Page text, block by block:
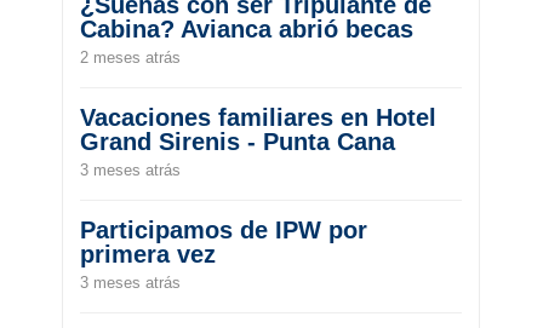
Cabina? Avianca abrió becas
2 meses atrás
Vacaciones familiares en Hotel
Grand Sirenis - Punta Cana
3 meses atrás
Participamos de IPW por
primera vez
3 meses atrás